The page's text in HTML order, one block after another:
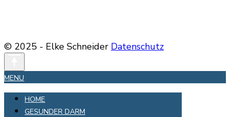
© 2025 - Elke Schneider Datenschutz
MENU
HOME
GESUNDER DARM